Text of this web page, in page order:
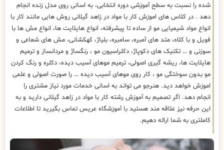
شده را نسبت به سطح آموزشی دوره انتخابی، به اسانی روی مدل زنده انجام
دهد . در کلاس های اموزش کار با مواد در زاهد گیلانی روش هایی مانند کار با
انواع مواد شیمیایی مو از ساده تا پیشرفته، انواع هایلایت ها، انواع مش ها با
فویل و با کلاه، متد های آمبره، سامبره، بلیاژ، کهکشانی، مش های شعاعی و
سوزنی و … تکنیک های دکوپاژ، دکلراسیون مو ، رنگساژ و مردانساز و ترمیم
هایلایت ها، ریشه گیری اصولی، ترمیم موهای آسیب دیده، دکلره و رنگ کردن
مو بدون سوختگی مو ، کار روی موهای آسیب دیده … را صورت اصولی و علمی
اموزش خواهد دید. هنرجو می تواند به اسانی خدمات مورد نیاز مشتری را
انجام دهد. اگر تصمیم به آموزش رشته کار با مواد در زاهد گیلانی دارید و به
این حرفه نیز علاقه مند هستید با آموزشگاه عریس تماس بگیرید تا اطلاعات
کاملتری به شما ارائه دهیم.